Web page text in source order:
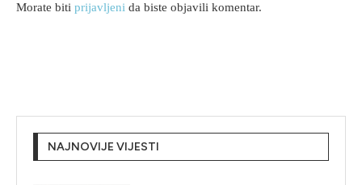
Morate biti prijavljeni da biste objavili komentar.
NAJNOVIJE VIJESTI